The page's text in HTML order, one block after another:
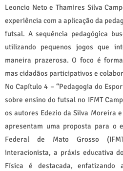
Leoncio Neto e Thamires Silva
experiência com a aplicação da
futsal. A sequência pedagógica
utilizando pequenos jogos que
maneira prazerosa. O foco é
mas cidadãos participativos e
No Capítulo 4 – “Pedagogia do
sobre ensino do futsal no IFMT
os autores Edezio da Silva Moreira
apresentam uma proposta para o
Federal de Mato Grosso
interacionista, a práxis educativa
Física é destacada,